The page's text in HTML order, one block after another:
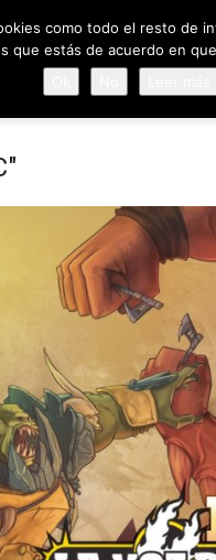
como todo el resto de
que estás de acuerdo en